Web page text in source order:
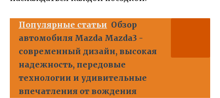
Популярные статьи Обзор
автомобиля Mazda Mazda3 -
современный дизайн, высокая
надежность, передовые
технологии и удивительные
впечатления от вождения